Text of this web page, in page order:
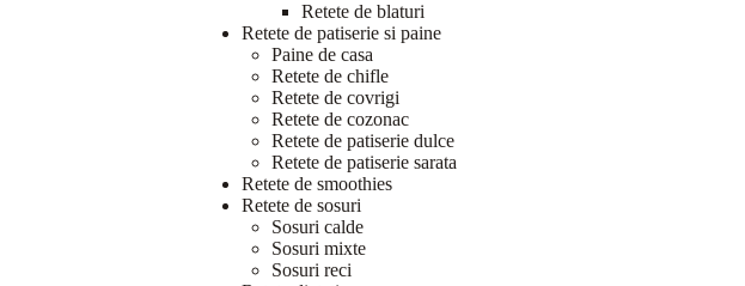
Retete de blaturi
Retete de patiserie si paine
Paine de casa
Retete de chifle
Retete de covrigi
Retete de cozonac
Retete de patiserie dulce
Retete de patiserie sarata
Retete de smoothies
Retete de sosuri
Sosuri calde
Sosuri mixte
Sosuri reci